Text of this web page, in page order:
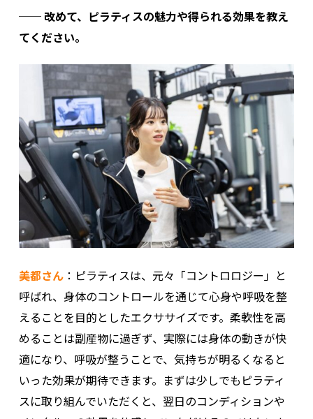
── 改めて、ピラティスの魅力や得られる効果を教え
てください。
美都さん：ピラティスは、元々「コントロロジー」と
呼ばれ、身体のコントロールを通じて心身や呼吸を整
えることを目的としたエクササイズです。柔軟性を高
めることは副産物に過ぎず、実際には身体の動きが快
適になり、呼吸が整うことで、気持ちが明るくなると
いった効果が期待できます。まずは少しでもピラティ
スに取り組んでいただくと、翌日のコンディションや